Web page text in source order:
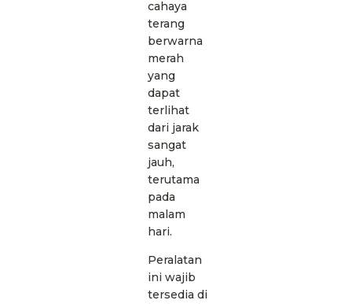
cahaya
terang
berwarna
merah
yang
dapat
terlihat
dari jarak
sangat
jauh,
terutama
pada
malam
hari.
Peralatan
ini wajib
tersedia di